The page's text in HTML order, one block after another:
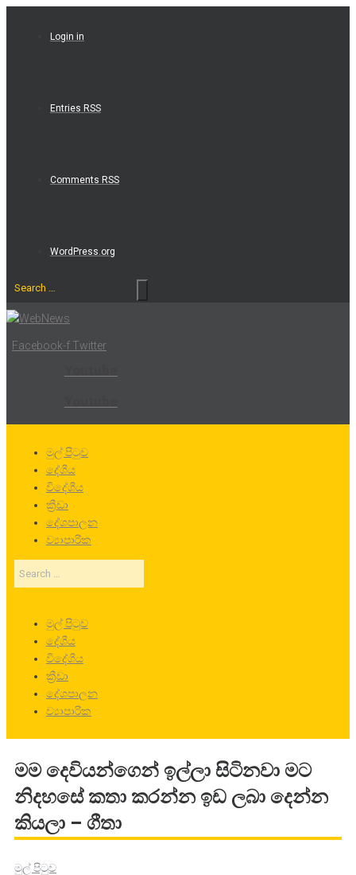
Login in
Entries RSS
Comments RSS
WordPress.org
Search
Facebook-f Twitter
මුල් පිටුව
දේශීය
විදේශීය
ක්‍රීඩා
දේශපාලන
ව්‍යාපාරික
Search
…
මුල් පිටුව
දේශීය
විදේශීය
ක්‍රීඩා
දේශපාලන
ව්‍යාපාරික
මම දෙවියන්ගෙන් ඉල්ලා සිටිනවා මට
නිදහසේ කතා කරන්න ඉඩ ලබා දෙන්න
කියලා – ගීතා
මුල් පිටුව